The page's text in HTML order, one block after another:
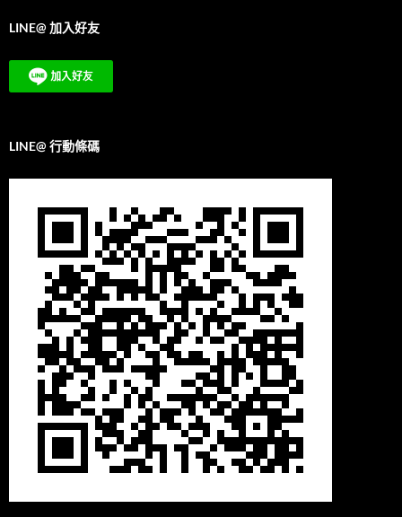
o
o
k
LINE@ 加入好友
LINE@ 行動條碼